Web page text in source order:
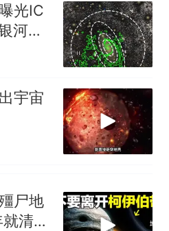
瓜子饺子，美国怕什
光IC
河
宇宙
尸地
清洗